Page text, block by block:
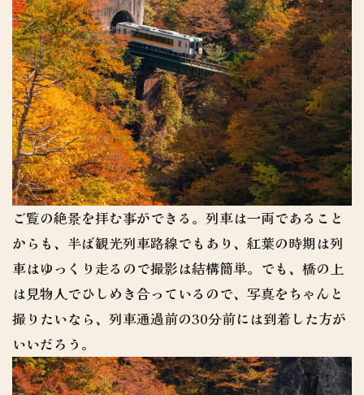
ご覧の絶景を拝む事ができる。列車は一両であること
からも、半ば観光列車路線でもあり、紅葉の時期は列
車はゆっくり走るので撮影は結構簡単。でも、橋の上
は見物人でひしめき合っているので、写真をちゃんと
撮りたいなら、列車通過前の30分前には到着した方が
いいだろう。